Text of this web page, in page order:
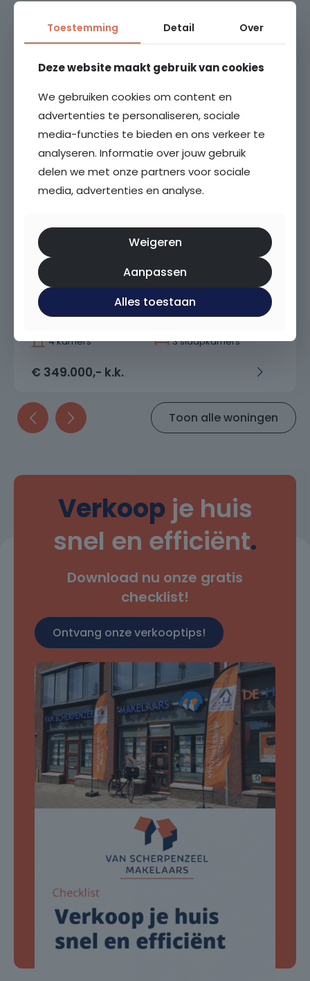
Ons
woningaanbod.
Beschikbaar
Antilopespoor 387
Maarssen
77 m²
4 kamers
0 m²
3 slaapkamers
€ 349.000,- k.k.
Toon alle woningen
Verkoop je huis
snel en efficiënt.
Download nu onze gratis
checklist!
Ontvang onze verkooptips!
Toestemming Detail Over
Deze website maakt gebruik van cookies
We gebruiken cookies om content en
advertenties te personaliseren, sociale
media-functies te bieden en ons verkeer te
analyseren. Informatie over jouw gebruik
delen we met onze partners voor sociale
media, advertenties en analyse.
Weigeren
Aanpassen
Alles toestaan